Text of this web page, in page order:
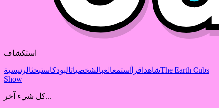
استكشاف
شاهد اقرأ استمعالعبالشخصياتالبودكاستبحثالرئيسية
The Earth Cubs
Show
كل شيء آخر...